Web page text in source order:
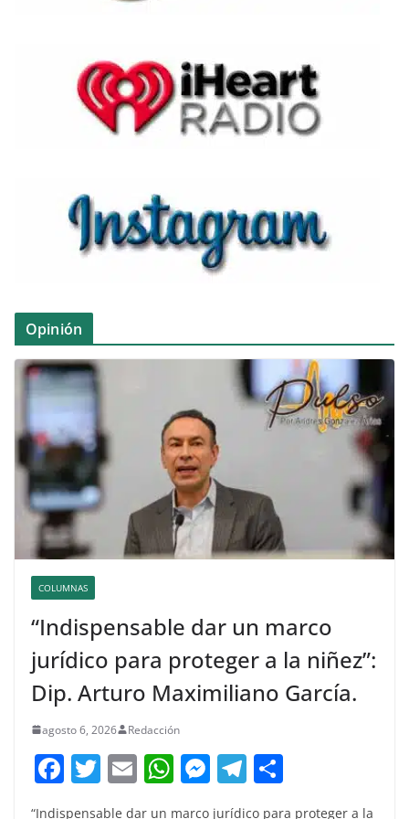
Opinión
COLUMNAS
“Indispensable dar un marco
jurídico para proteger a la niñez”:
Dip. Arturo Maximiliano García.
agosto 6, 2026 Redacción
F T
w
E W M
e
T
“Indispensable dar un marco jurídico para proteger a la